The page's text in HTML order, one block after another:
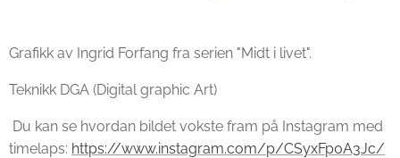
Grafikk av Ingrid Forfang fra serien "Midt i livet".
Teknikk DGA (Digital graphic Art)
Du kan se hvordan bildet vokste fram på Instagram med
timelaps: https://www.instagram.com/p/CSyxFp0A3Jc/